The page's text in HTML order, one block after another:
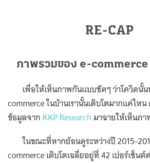
RE-CAP
ภาพรวมของ e-commerce
เพื่อให้เห็นภาพกันแบบชัดๆ ว่าโควิดนั้
commerce ในบ้านเรานั้นเติบโตมากแค่ไห
ข้อมูลจาก KKP Researchมาฉายให้เห็นภ
ในขณะที่หากย้อนดูระหว่างปี 2015-
commerce เติบโตเฉลี่ยอยู่ที่ 42 เปอร์เซ็น